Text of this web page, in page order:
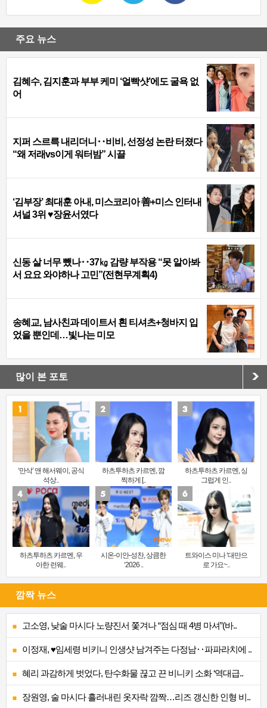
주요 뉴스
김혜수, 김지훈과 부부 케미 ‘얼빡샷’에도 굴욕 없
어
지퍼 스르륵 내리더니‥비비, 선정성 논란 터졌다
“왜 저래vs이게 워터밤” 시끌
‘김부장’ 최대훈 아내, 미스코리아 善+미스 인터내
셔널 3위 ♥장윤서였다
신동 살 너무 뺐나‥37㎏ 감량 부작용 “못 알아봐
서 요요 와야하나 고민”(전현무계획4)
송혜교, 남사친과 데이트서 흰 티셔츠+청바지 입
었을 뿐인데…빛나는 미모
많이 본 포토
‘만삭’ 앤 해서웨이, 공식
석상..
하츠투하츠 카르멘, 깜
찍하게 [..
하츠투하츠 카르멘, 싱
그럽게 인..
하츠투하츠 카르멘, 우
아한 런웨..
시온-이안-성찬, 상큼한
‘2026 ..
트와이스 미나 ‘대만으
로 가요~..
깜짝 뉴스
고소영, 낮술 마시다 노량진서 쫓겨나 “점심 때 4병 마셔”(바..
이정재, ♥임세령 비키니 인생샷 남겨주는 다정남‥파파라치에 ..
혜리 과감하게 벗었다, 탄수화물 끊고 끈 비니키 소화 ‘역대급..
장원영, 술 마시다 흘러내린 옷자락 깜짝…리즈 갱신한 인형 비..